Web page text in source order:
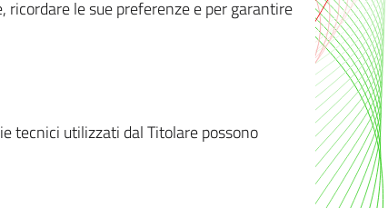
le sue preferenze e per garantire
tecnici utilizzati dal Titolare possono